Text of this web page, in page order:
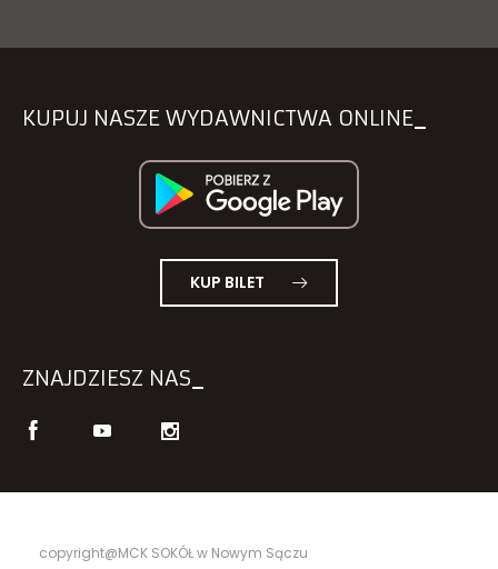
KUPUJ NASZE WYDAWNICTWA ONLINE
KUP BILET
ZNAJDZIESZ NAS
copyright@MCK SOKÓŁ w Nowym Sączu